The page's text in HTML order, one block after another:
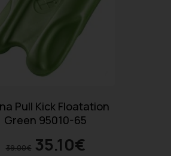
Pull Kick Floatation
Green 95010-65
39.00€ 35.10€